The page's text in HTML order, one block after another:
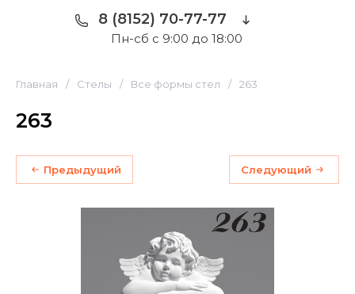
8 (8152) 70-77-77
Пн-сб с 9:00 до 18:00
Главная / Стелы / Все формы стел / 263
263
Предыдущий Следующий